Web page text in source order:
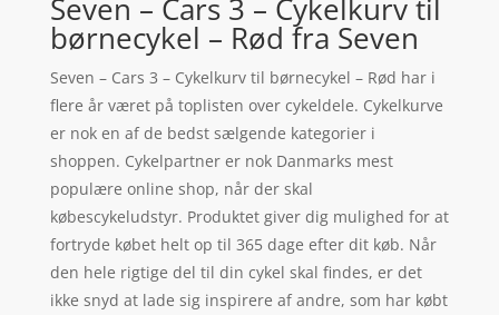
Seven – Cars 3 – Cykelkurv til
børnecykel – Rød fra Seven
Seven – Cars 3 – Cykelkurv til børnecykel – Rød har i
flere år været på toplisten over cykeldele. Cykelkurve
er nok en af de bedst sælgende kategorier i
shoppen. Cykelpartner er nok Danmarks mest
populære online shop, når der skal
købescykeludstyr. Produktet giver dig mulighed for at
fortryde købet helt op til 365 dage efter dit køb. Når
den hele rigtige del til din cykel skal findes, er det
ikke snyd at lade sig inspirere af andre, som har købt